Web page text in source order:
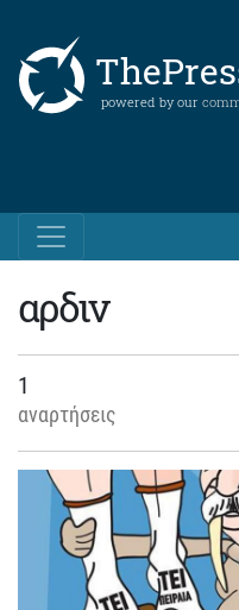
powered by our
αρδιν
1
αναρτήσεις